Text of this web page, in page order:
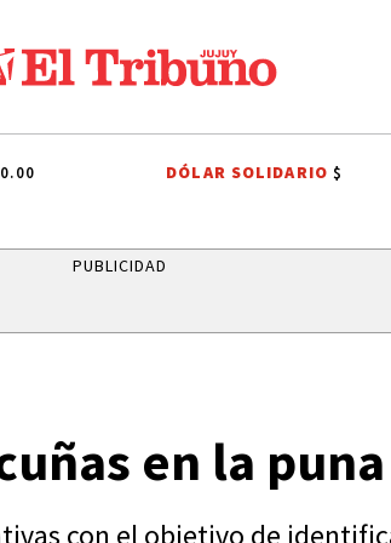
FIESTAS PATRONALES A SAN CAYETANO EL
DÓLAR SOLIDARIO$
PUBLICIDAD
en la
con el objetivo de